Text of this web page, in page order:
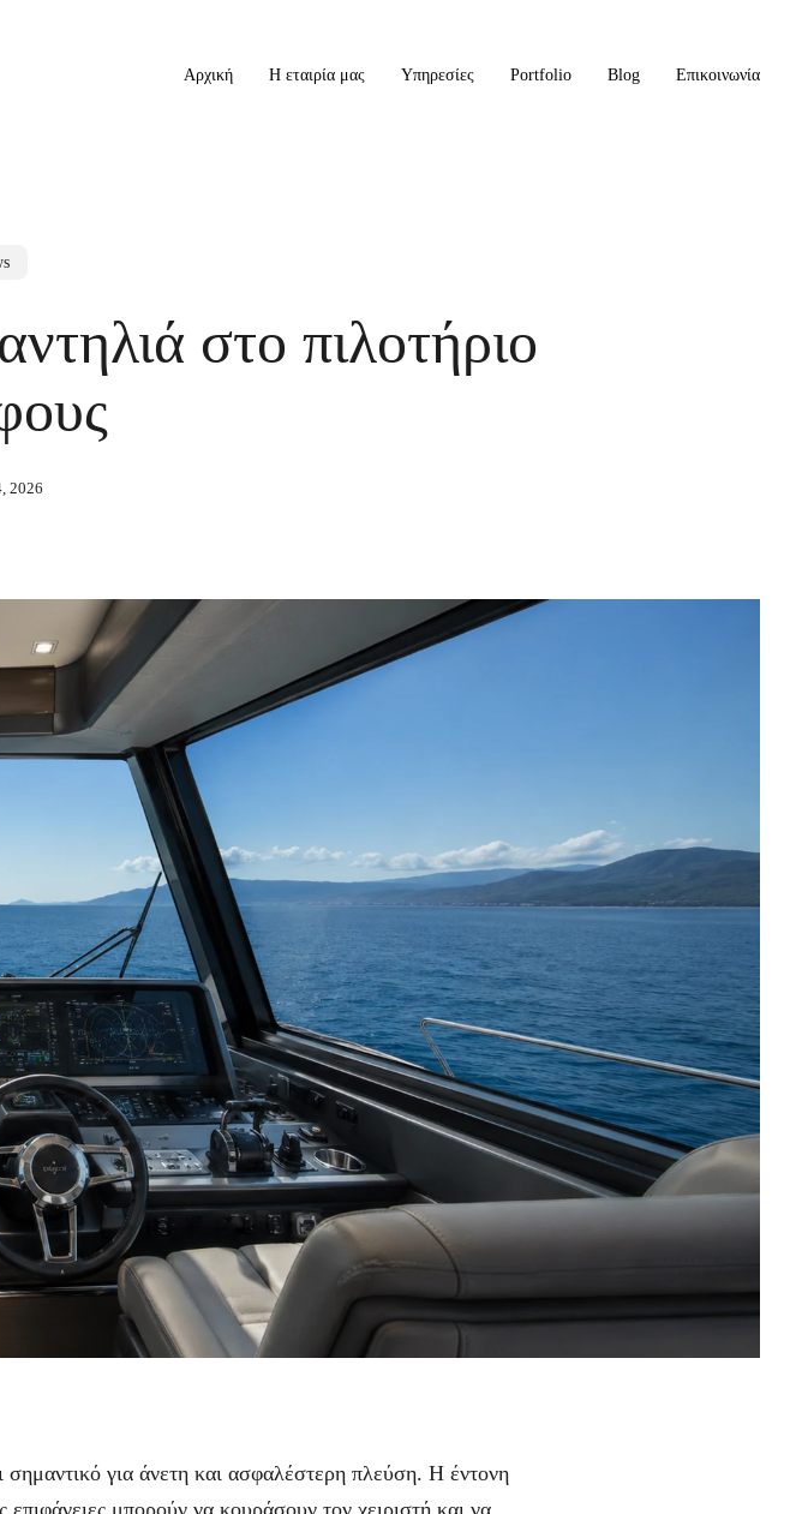
Αρχική Η εταιρία μας Υπηρεσίες Portfolio Blog Επικοινωνία
στο πιλοτήριο
2026
για άνετη και ασφαλέστερη πλεύση. Η έντονη
μπορούν να κουράσουν τον χειριστή και να